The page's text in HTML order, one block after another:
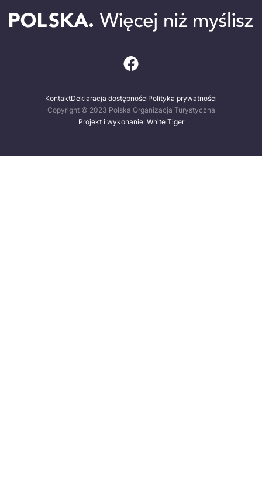
KontaktDeklaracja dostępnościPolityka prywatności
Copyright © 2023 Polska Organizacja Turystyczna
Projekt i wykonanie: White Tiger